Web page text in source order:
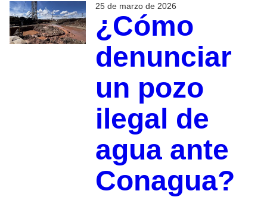
25 de marzo de 2026
¿Cómo
denunciar
un pozo
ilegal de
agua ante
Conagua?